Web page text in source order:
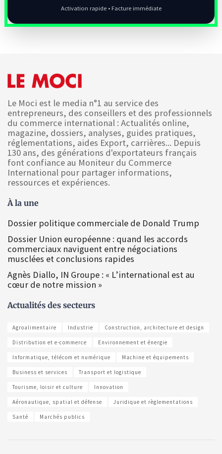
Activation rapide • Facture immédiate
Le Moci est le media n°1 au service des
entrepreneurs, des conseillers et des professionnels
du commerce international : Actualités online,
magazine, dossiers, analyses, guides pratiques,
réglementations, aides Export, carrières... Depuis
130 ans, des générations d'exportateurs français
font confiance au Moniteur du Commerce
International pour partager informations,
ressources et expériences.
À la une
Dossier politique commerciale de Donald Trump
Dossier Union européenne : quand les accords
commerciaux naviguent entre négociations
musclées et conclusions rapides
Agnès Diallo, IN Groupe : « L’international est au
cœur de notre mission »
Actualités des secteurs
Agroalimentaire Industrie Construction, architecture et design
Distribution et e-commerce Environnement et énergie
Informatique, télécom et numérique Machine et équipements
Business et services Transport et logistique
Tourisme, loisir et culture Innovation
Aéronautique, spatial et défense Juridique et règlementations
Santé Marchés publics